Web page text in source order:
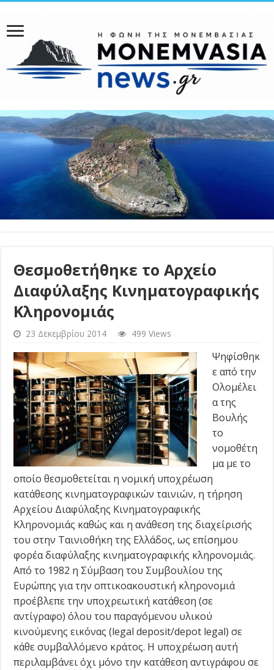
Θεσμοθετήθηκε το Αρχείο
Διαφύλαξης Κινηματογραφικής
Κληρονομιάς
23 Δεκεμβρίου 2014 499 Views
Ψηφίσθηκ
ε από την
Ολομέλει
α της
Βουλής
το
νομοθέτη
μα με το
οποίο θεσμοθετείται η νομική υποχρέωση
κατάθεσης κινηματογραφικών ταινιών, η τήρηση
Αρχείου Διαφύλαξης Κινηματογραφικής
Κληρονομιάς καθώς και η ανάθεση της διαχείρισής
του στην Ταινιοθήκη της Ελλάδος, ως επίσημου
φορέα διαφύλαξης κινηματογραφικής κληρονομιάς.
Από το 1982 η Σύμβαση του Συμβουλίου της
Ευρώπης για την οπτικοακουστική κληρονομιά
προέβλεπε την υποχρεωτική κατάθεση (σε
αντίγραφο) όλου του παραγόμενου υλικού
κινούμενης εικόνας (legal deposit/depot legal) σε
κάθε συμβαλλόμενο κράτος. Η υποχρέωση αυτή
περιλαμβάνει όχι μόνο την κατάθεση αντιγράφου σε